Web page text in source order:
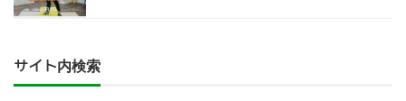
サイト内検索